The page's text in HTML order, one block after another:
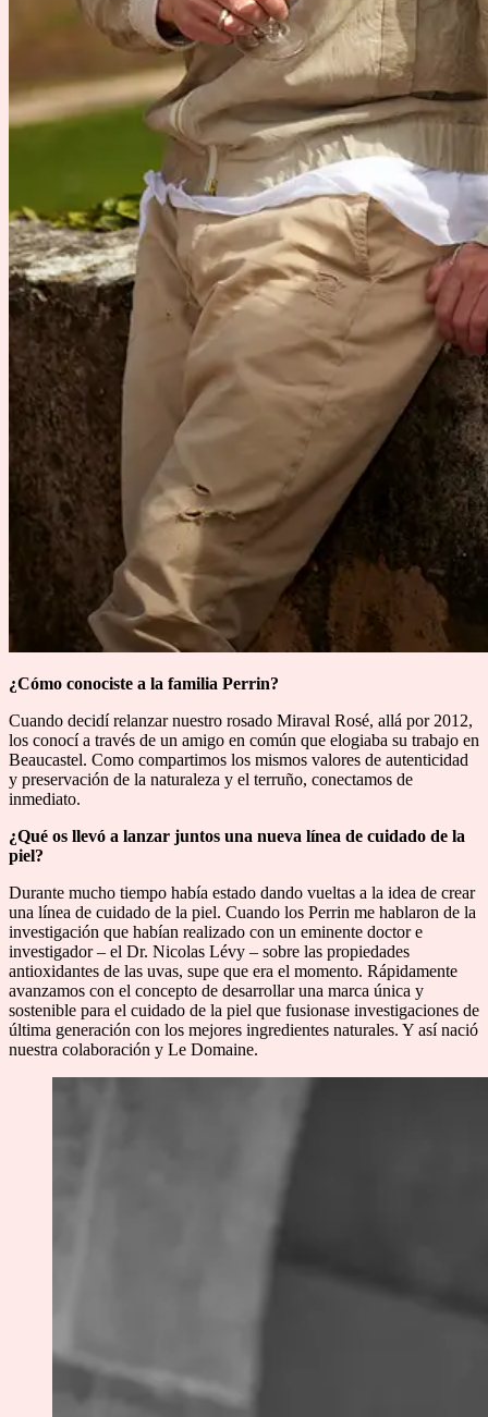
¿Cómo conociste a la familia Perrin?
Cuando decidí relanzar nuestro rosado Miraval Rosé, allá por 2012,
los conocí a través de un amigo en común que elogiaba su trabajo en
Beaucastel. Como compartimos los mismos valores de autenticidad
y preservación de la naturaleza y el terruño, conectamos de
inmediato.
¿Qué os llevó a lanzar juntos una nueva línea de cuidado de la
piel?
Durante mucho tiempo había estado dando vueltas a la idea de crear
una línea de cuidado de la piel. Cuando los Perrin me hablaron de la
investigación que habían realizado con un eminente doctor e
investigador – el Dr. Nicolas Lévy – sobre las propiedades
antioxidantes de las uvas, supe que era el momento. Rápidamente
avanzamos con el concepto de desarrollar una marca única y
sostenible para el cuidado de la piel que fusionase investigaciones de
última generación con los mejores ingredientes naturales. Y así nació
nuestra colaboración y Le Domaine.